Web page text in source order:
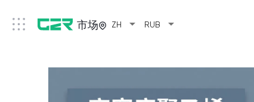
市场 ZH arrow_drop_down RUB arrow_drop_down